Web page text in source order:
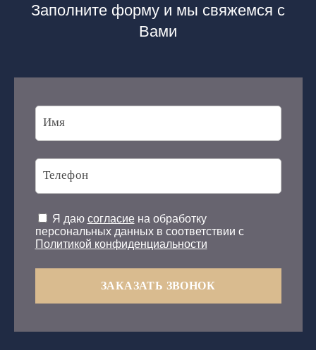
Заполните форму и мы свяжемся с
Вами
Я даю согласиена обработку
персональных данных в соответствии с
Политикой конфиденциальности
ЗАКАЗАТЬ ЗВОНОК